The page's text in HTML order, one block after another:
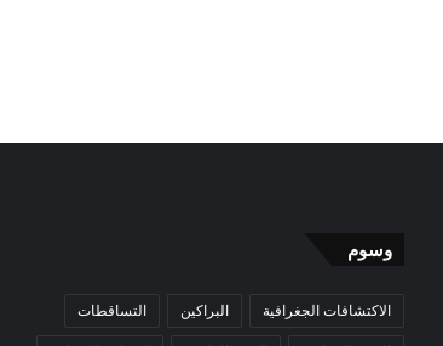
وسوم
الاكتشافات الجغرافية البراكين التساقطات